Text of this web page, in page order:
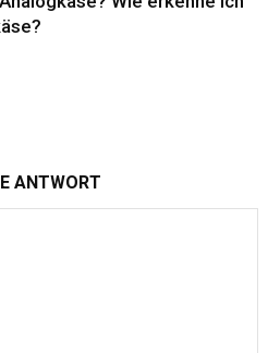
ANTWORT